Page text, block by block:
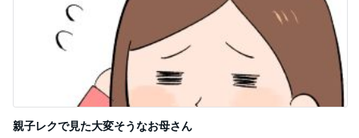
親子レクで見た大変そうなお母さん